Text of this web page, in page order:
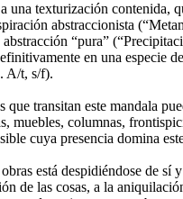
una texturización contenida,
abstraccionista
“pura”
en una especie
A/t, s/f).
que transitan este mandala
muebles, columnas,
cuya presencia domina
está despidiéndose de sí
de las cosas, a la